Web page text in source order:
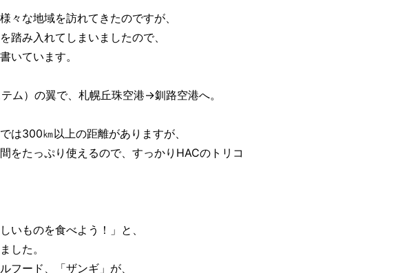
々な地域を訪れてきたのですが、
踏み入れてしまいましたので、
いています。
ム）の翼で、札幌丘珠空港→釧路空港へ。
は300㎞以上の距離がありますが、
をたっぷり使えるので、すっかりHACのトリコ
いものを食べよう！」と、
した。
フード、「ザンギ」が、